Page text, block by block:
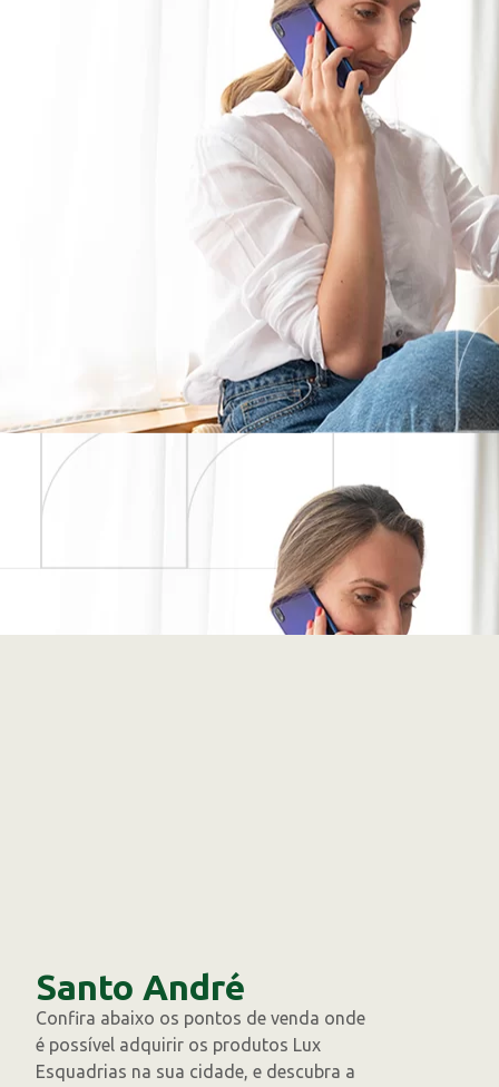
Santo André
Confira abaixo os pontos de venda onde
é possível adquirir os produtos Lux
Esquadrias na sua cidade, e descubra a